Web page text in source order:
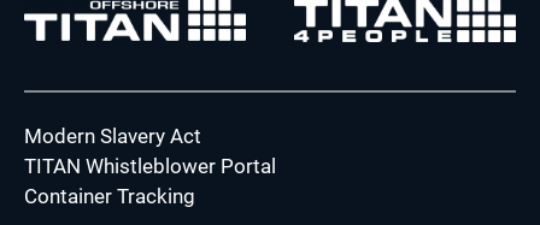
Modern Slavery Act
TITAN Whistleblower Portal
Container Tracking